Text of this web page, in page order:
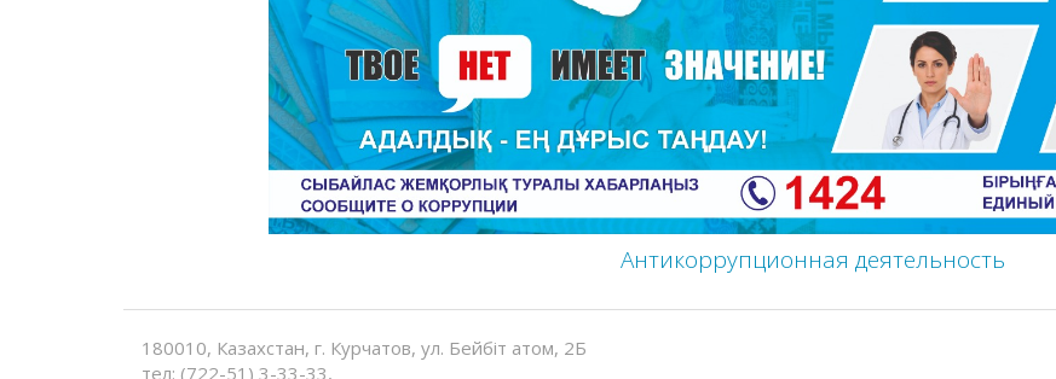
Антикоррупционная деятельность
180010, Казахстан, г. Курчатов, ул. Бейбіт атом, 2Б
тел: (722-51) 3-33-33,